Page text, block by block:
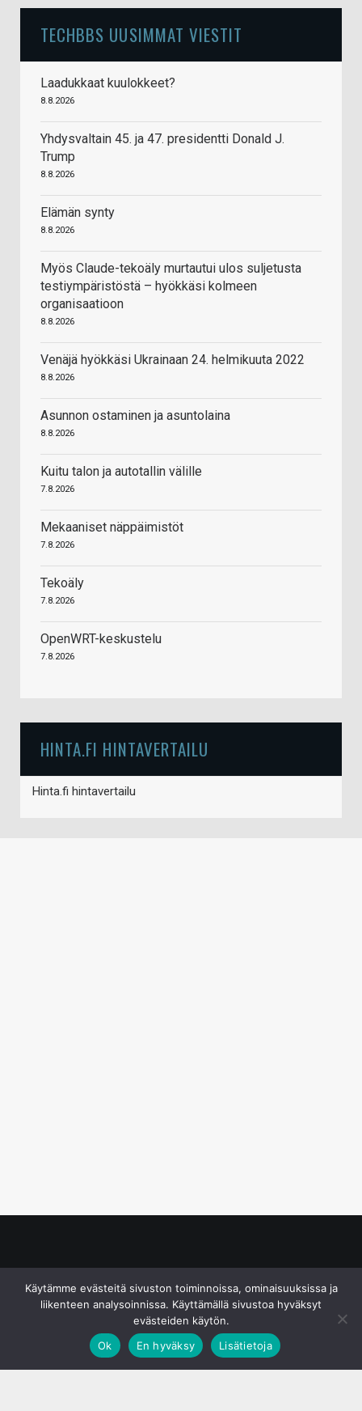
TECHBBS UUSIMMAT VIESTIT
Laadukkaat kuulokkeet?
8.8.2026
Yhdysvaltain 45. ja 47. presidentti Donald J.
Trump
8.8.2026
Elämän synty
8.8.2026
Myös Claude-tekoäly murtautui ulos suljetusta
testiympäristöstä – hyökkäsi kolmeen
organisaatioon
8.8.2026
Venäjä hyökkäsi Ukrainaan 24. helmikuuta 2022
8.8.2026
Asunnon ostaminen ja asuntolaina
8.8.2026
Kuitu talon ja autotallin välille
7.8.2026
Mekaaniset näppäimistöt
7.8.2026
Tekoäly
7.8.2026
OpenWRT-keskustelu
7.8.2026
HINTA.FI HINTAVERTAILU
Hinta.fi hintavertailu
Käytämme evästeitä sivuston toiminnoissa, ominaisuuksissa ja
liikenteen analysoinnissa. Käyttämällä sivustoa hyväksyt
evästeiden käytön.
Ok
En hyväksy Lisätietoja